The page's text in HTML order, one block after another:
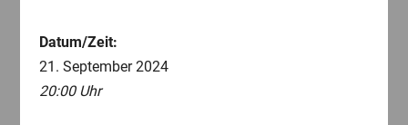
Datum/Zeit:
21. September 2024
20:00 Uhr